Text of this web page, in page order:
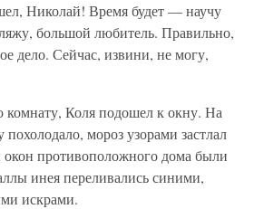
Николай! Время будет — научу
большой любитель. Правильно,
дело. Сейчас, извини, не могу,
Коля подошел к окну. На
мороз узорами застлал
окон противоположного дома были
инея переливались синими,
искрами.